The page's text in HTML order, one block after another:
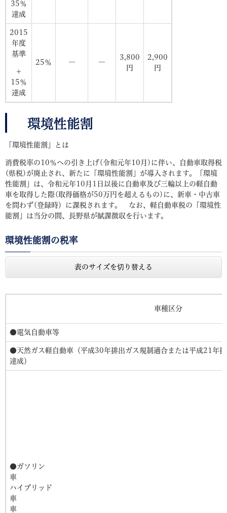
35％
達成
2015
年度
基準
＋
15％
達成
25％ ― ―
3,800
円
2,900
円
環境性能割
「環境性能割」とは
消費税率の10％への引き上げ(令和元年10月)に伴い、自動車取得税
(県税)が廃止され、新たに「環境性能割」が導入されます。「環境
性能割」は、令和元年10月1日以後に自動車及び三輪以上の軽自動
車を取得した際(取得価格が50万円を超えるもの)に、新車・中古車
を問わず(登録時）に課税されます。 なお、軽自動車税の「環境性
能割」は当分の間、長野県が賦課徴収を行います。
環境性能割の税率
表のサイズを切り替える
車種区分
●電気自動車等
●天然ガス軽自動車（平成30年排出ガス規制適合または平成21年
達成）
●ガソリン
車
ハイブリッド
車